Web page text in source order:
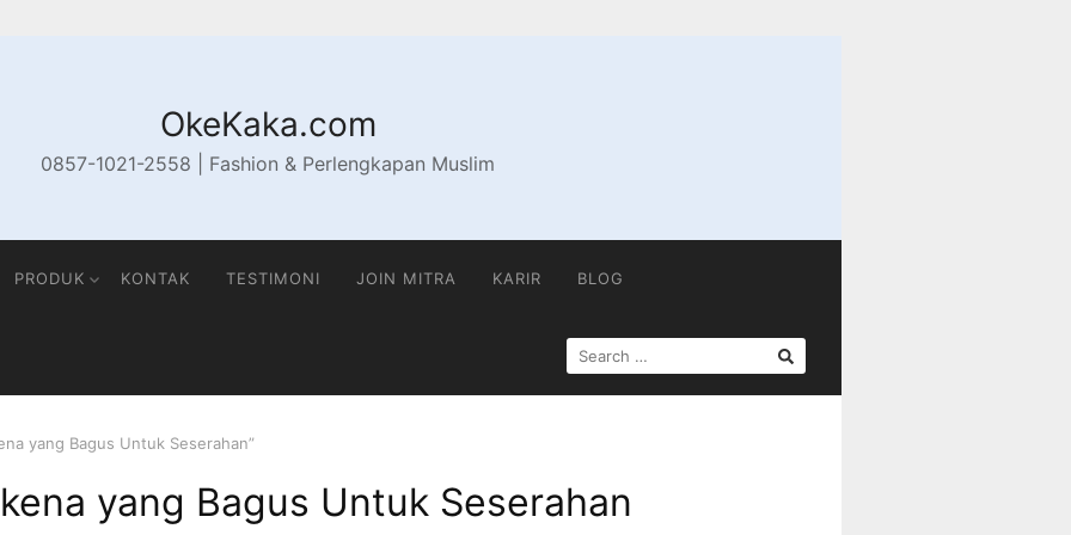
OkeKaka.com
0857-1021-2558 | Fashion & Perlengkapan Muslim
PRODUK KONTAK TESTIMONI JOIN MITRA KARIR BLOG
SEARCH
FOR:
yang Bagus Untuk Seserahan”
yang Bagus Untuk Seserahan